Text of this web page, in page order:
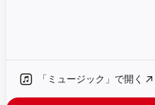
「ミュージック」で開く